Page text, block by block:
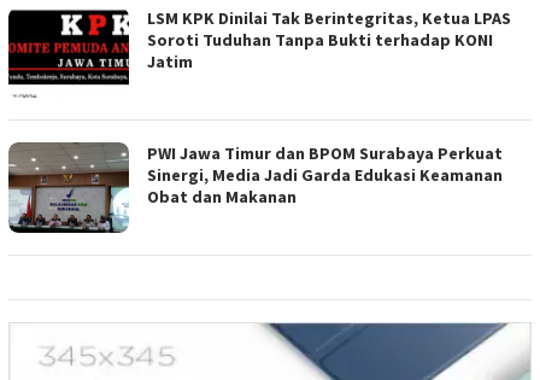
LSM KPK Dinilai Tak Berintegritas, Ketua LPAS
Soroti Tuduhan Tanpa Bukti terhadap KONI
Jatim
PWI Jawa Timur dan BPOM Surabaya Perkuat
Sinergi, Media Jadi Garda Edukasi Keamanan
Obat dan Makanan